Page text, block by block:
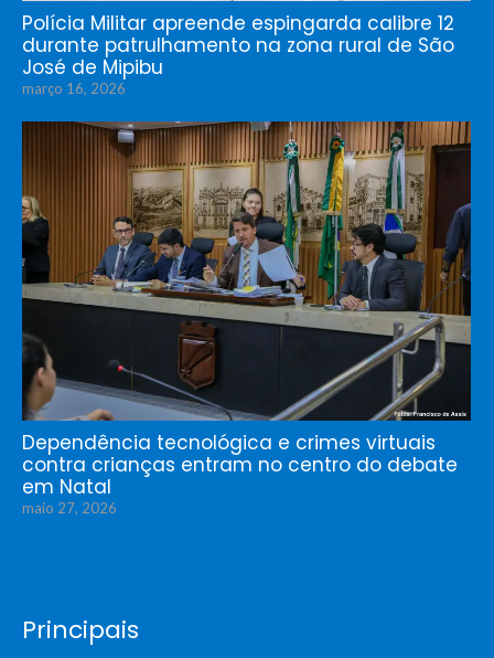
Polícia Militar apreende espingarda calibre 12
durante patrulhamento na zona rural de São
José de Mipibu
março 16, 2026
Dependência tecnológica e crimes virtuais
contra crianças entram no centro do debate
em Natal
maio 27, 2026
Principais